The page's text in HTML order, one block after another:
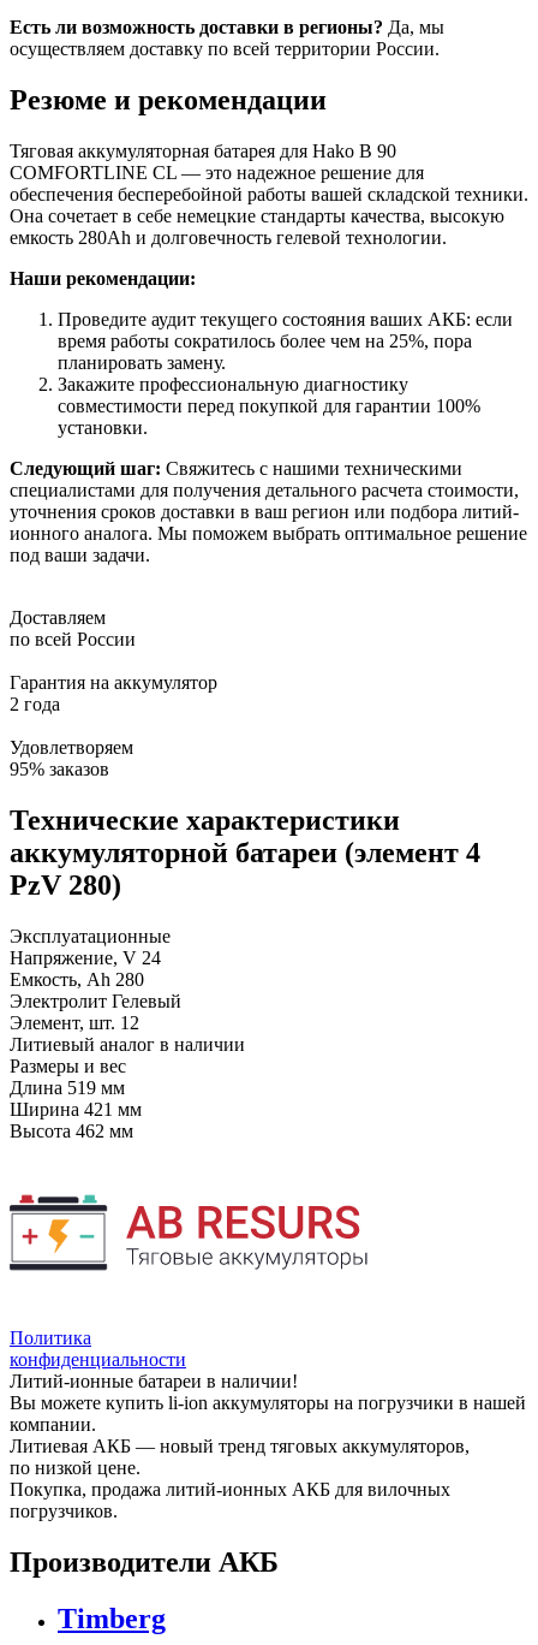
Есть ли возможность доставки в регионы? Да, мы
осуществляем доставку по всей территории России.
Резюме и рекомендации
Тяговая аккумуляторная батарея для Hako B 90
COMFORTLINE CL — это надежное решение для
обеспечения бесперебойной работы вашей складской техники.
Она сочетает в себе немецкие стандарты качества, высокую
емкость 280Ah и долговечность гелевой технологии.
Наши рекомендации:
Проведите аудит текущего состояния ваших АКБ: если
время работы сократилось более чем на 25%, пора
планировать замену.
Закажите профессиональную диагностику
совместимости перед покупкой для гарантии 100%
установки.
Следующий шаг: Свяжитесь с нашими техническими
специалистами для получения детального расчета стоимости,
уточнения сроков доставки в ваш регион или подбора литий-
ионного аналога. Мы поможем выбрать оптимальное решение
под ваши задачи.
Доставляем
по всей России
Гарантия на аккумулятор
2 года
Удовлетворяем
95% заказов
Технические характеристики
аккумуляторной батареи (элемент 4
PzV 280)
Эксплуатационные
Напряжение, V 24
Емкость, Ah 280
Электролит Гелевый
Элемент, шт. 12
Литиевый аналог в наличии
Размеры и вес
Длина 519 мм
Ширина 421 мм
Высота 462 мм
Политика
конфиденциальности
Литий-ионные батареи в наличии!
Вы можете купить li-ion аккумуляторы на погрузчики в нашей
компании.
Литиевая АКБ — новый тренд тяговых аккумуляторов,
по низкой цене.
Покупка, продажа литий-ионных АКБ для вилочных
погрузчиков.
Производители АКБ
Timberg